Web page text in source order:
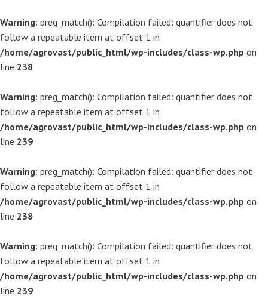
Warning: preg_match(): Compilation failed: quantifier does not
follow a repeatable item at offset 1 in
/home/agrovast/public_html/wp-includes/class-wp.php on
line 238
Warning: preg_match(): Compilation failed: quantifier does not
follow a repeatable item at offset 1 in
/home/agrovast/public_html/wp-includes/class-wp.php on
line 239
Warning: preg_match(): Compilation failed: quantifier does not
follow a repeatable item at offset 1 in
/home/agrovast/public_html/wp-includes/class-wp.php on
line 238
Warning: preg_match(): Compilation failed: quantifier does not
follow a repeatable item at offset 1 in
/home/agrovast/public_html/wp-includes/class-wp.php on
line 239